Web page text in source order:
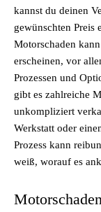
kannst du deinen
gewünschten Preis
Motorschaden
erscheinen, vor
Prozessen und
gibt es zahlreiche
unkompliziert
Werkstatt oder
Prozess kann
weiß, worauf es